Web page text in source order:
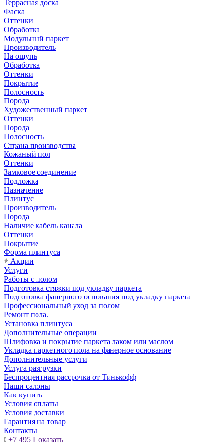
Террасная доска
Фаска
Оттенки
Обработка
Модульный паркет
Производитель
На ощупь
Обработка
Оттенки
Покрытие
Полосность
Порода
Художественный паркет
Оттенки
Порода
Полосность
Страна производства
Кожаный пол
Оттенки
Замковое соединение
Подложка
Назначение
Плинтус
Производитель
Порода
Наличие кабель канала
Оттенки
Покрытие
Форма плинтуса
Акции
Услуги
Работы с полом
Подготовка стяжки под укладку паркета
Подготовка фанерного основания под укладку паркета
Профессиональный уход за полом
Ремонт пола.
Установка плинтуса
Дополнительные операции
Шлифовка и покрытие паркета лаком или маслом
Укладка паркетного пола на фанерное основание
Дополнительные услуги
Услуга разгрузки
Беспроцентная рассрочка от Тинькофф
Наши салоны
Как купить
Условия оплаты
Условия доставки
Гарантия на товар
Контакты
+7 495 Показать